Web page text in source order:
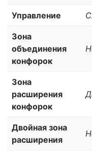
Управление
Зона
объединения
конфорок
Зона
расширения
конфорок
Двойная зона
расширения